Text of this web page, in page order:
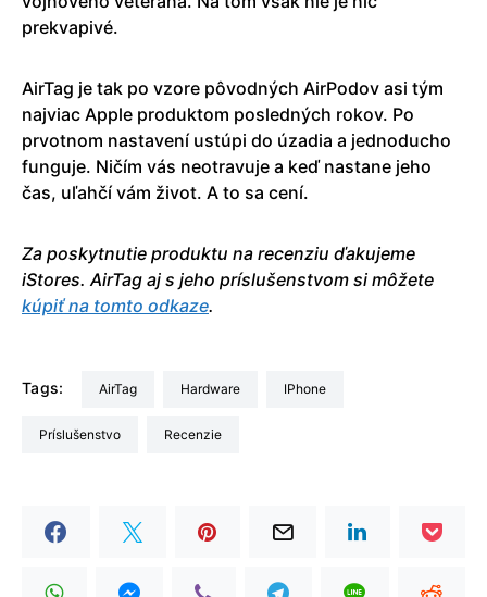
prekvapivé.
AirTag je tak po vzore pôvodných AirPodov asi tým
najviac Apple produktom posledných rokov. Po
prvotnom nastavení ustúpi do úzadia a jednoducho
funguje. Ničím vás neotravuje a keď nastane jeho
čas, uľahčí vám život. A to sa cení.
Za poskytnutie produktu na recenziu ďakujeme
iStores. AirTag aj s jeho príslušenstvom si môžete
kúpiť na tomto odkaze.
Tags: AirTag Hardware iPhone
príslušenstvo Recenzie